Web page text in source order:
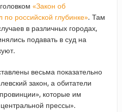
«Закон об
российской глубинке». Там
в различных городах,
подавать в суд на
весьма показательно
закон, а обитатели
которые им
прессы».